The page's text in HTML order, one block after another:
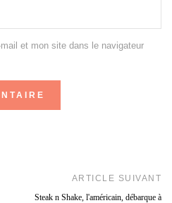
et mon site dans le navigateur
ARTICLE SUIVANT
Steak n Shake, l'américain, débarque à